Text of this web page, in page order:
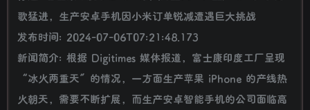
歌猛进，生产安卓手机因小米订单锐减遭遇巨大挑战
发布时间: 2024-07-06T07:21:48.173
新闻简介: 根据 Digitimes 媒体报道，富士康印度工厂呈现
“冰火两重天”的情况，一方面生产苹果 iPhone 的产线热
火朝天，需要不断扩展，而生产安卓智能手机的公司面临高